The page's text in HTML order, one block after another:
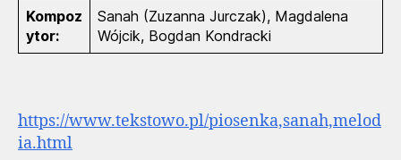
Kompoz
ytor:
Sanah (Zuzanna Jurczak), Magdalena
Wójcik, Bogdan Kondracki
https://www.tekstowo.pl/piosenka,sanah,melod
ia.html